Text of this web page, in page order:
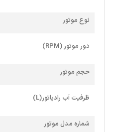
نوع موتور
دور موتور (RPM)
حجم موتور
ظرفیت آب رادیاتور(L)
شماره مدل موتور